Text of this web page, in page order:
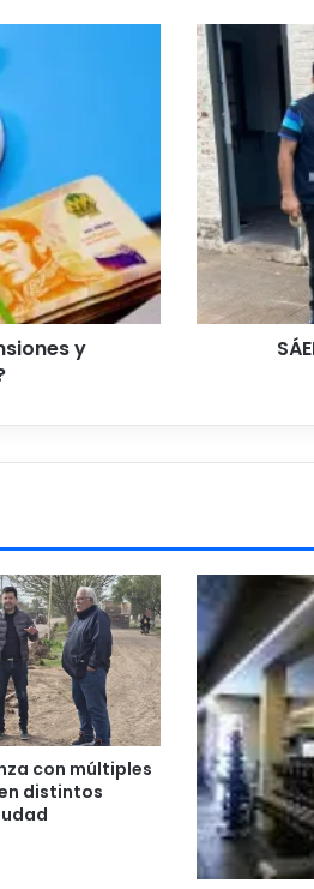
y
SÁENZ
PEÑA:
ACCIONAR
POLICIAL
ESCLARECE
ROBO
con múltiples
distintos